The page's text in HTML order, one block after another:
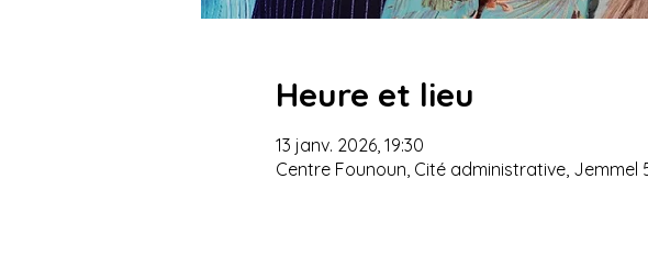
Heure et lieu
13 janv. 2026, 19:30
Centre Founoun, Cité administrative, Jemmel